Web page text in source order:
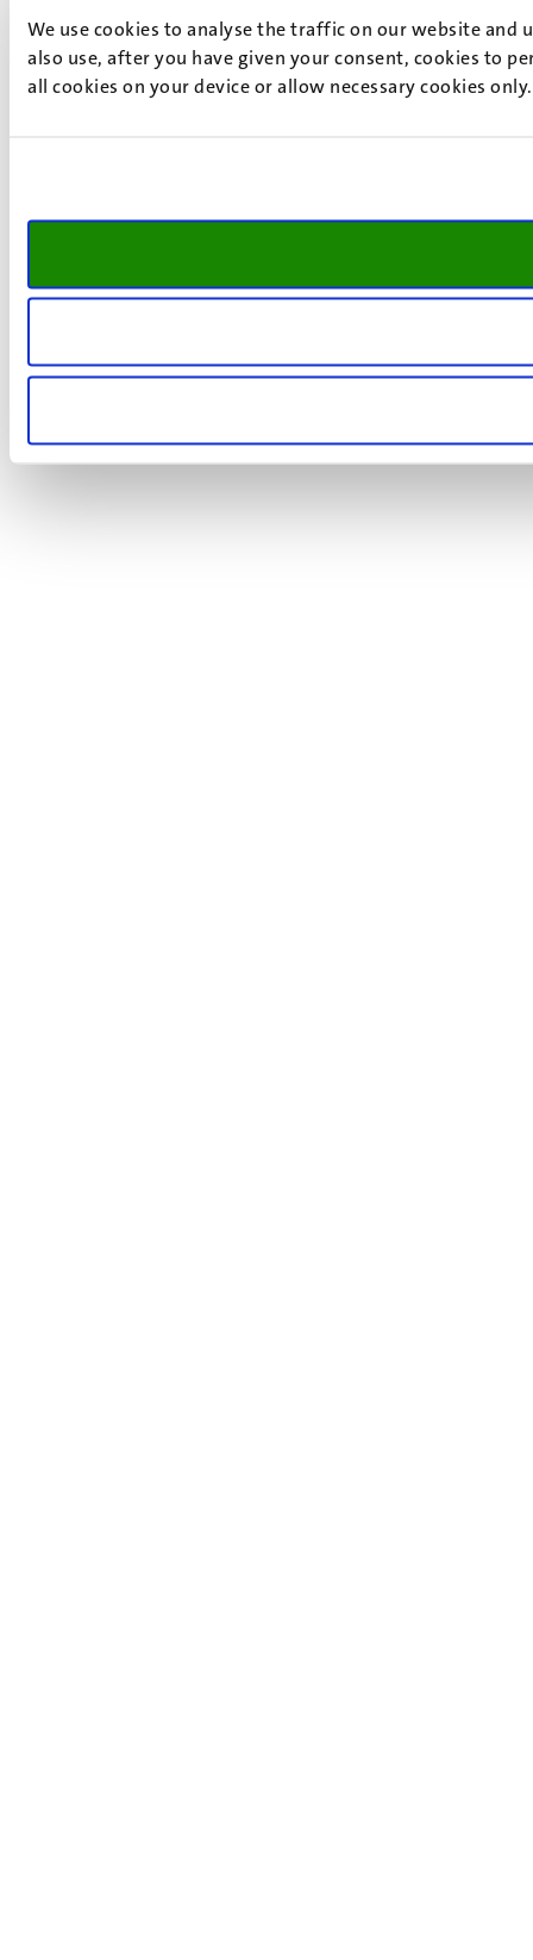
We use cookies to analyse the traffic on our website and
also use, after you have given your consent, cookies to
all cookies on your device or allow necessary cookies